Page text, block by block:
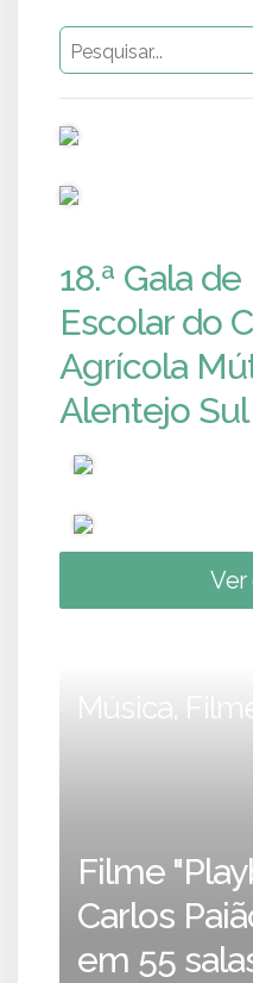
18.ª Gala
Escolar do
Agrícola
Alentejo Sul
Ver
Música,
Filme
Carlos
em 55